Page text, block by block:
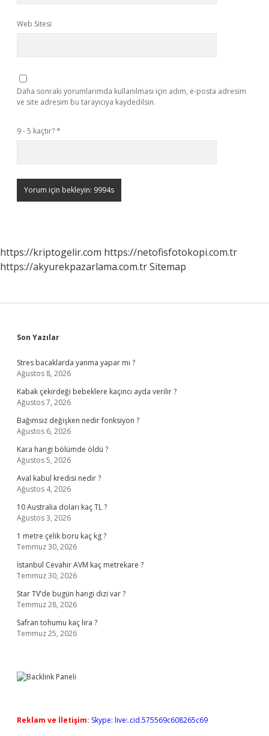
Web Sitesi
Daha sonraki yorumlarımda kullanılması için adım, e-posta adresim
ve site adresim bu tarayıcıya kaydedilsin.
9 - 5 kaçtır?*
https://kriptogelir.com https://netofisfotokopi.com.tr
https://akyurekpazarlama.com.trSitemap
Sidebar
Son Yazılar
Stres bacaklarda yanma yapar mı ?
Ağustos 8, 2026
Kabak çekirdeği bebeklere kaçıncı ayda verilir ?
Ağustos 7, 2026
Bağımsız değişken nedir fonksiyon ?
Ağustos 6, 2026
Kara hangi bölümde öldü ?
Ağustos 5, 2026
Aval kabul kredisi nedir ?
Ağustos 4, 2026
10 Australia doları kaç TL ?
Ağustos 3, 2026
1 metre çelik boru kaç kg ?
Temmuz 30, 2026
İstanbul Cevahir AVM kaç metrekare ?
Temmuz 30, 2026
Star TV’de bugün hangi dizi var ?
Temmuz 28, 2026
Safran tohumu kaç lira ?
Temmuz 25, 2026
Reklam ve İletişim: Skype: live:.cid.575569c608265c69